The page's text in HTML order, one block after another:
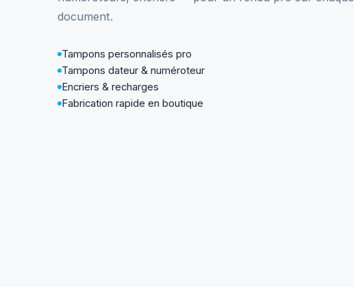
document.
Tampons personnalisés pro
Tampons dateur & numéroteur
Encriers & recharges
Fabrication rapide en boutique